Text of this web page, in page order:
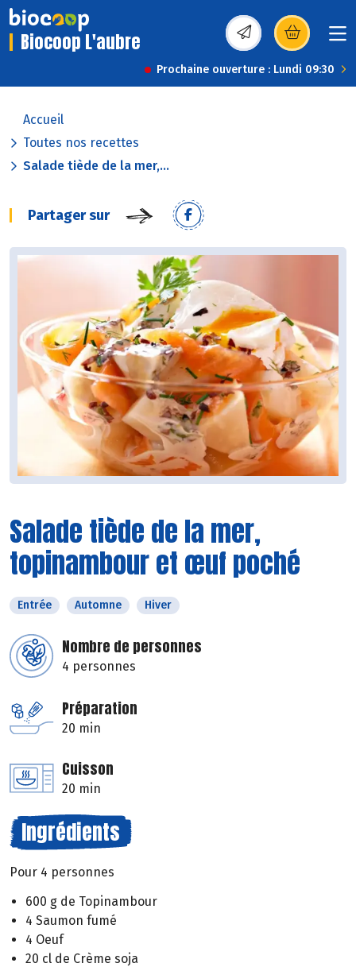
Biocoop L'aubre (s’ouvre dans une
Prochaine ouverture : Lundi 09:30
Accueil
Toutes nos recettes
Salade tiède de la mer,...
Partager sur
Salade tiède de la mer,
topinambour et œuf poché
Entrée Automne Hiver
Nombre de personnes
4 personnes
Préparation
20 min
Cuisson
20 min
Ingrédients
Pour 4 personnes
600 g de Topinambour
4 Saumon fumé
4 Oeuf
20 cl de Crème soja